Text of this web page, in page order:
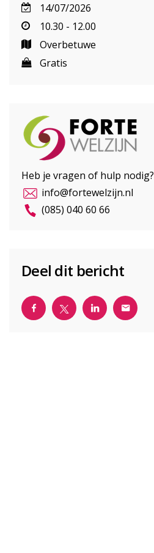
14/07/2026
10.30 - 12.00
Overbetuwe
Gratis
Heb je vragen of hulp nodig?
info@fortewelzijn.nl
(085) 040 60 66
Deel dit bericht